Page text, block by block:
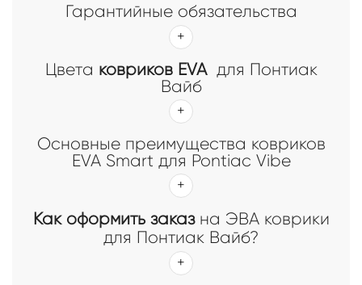
Гарантийные обязательства
Цвета ковриков EVAдля Понтиак
Вайб
Основные преимущества ковриков
EVA Smart для Pontiac Vibe
Как оформить заказна ЭВА коврики
для Понтиак Вайб?